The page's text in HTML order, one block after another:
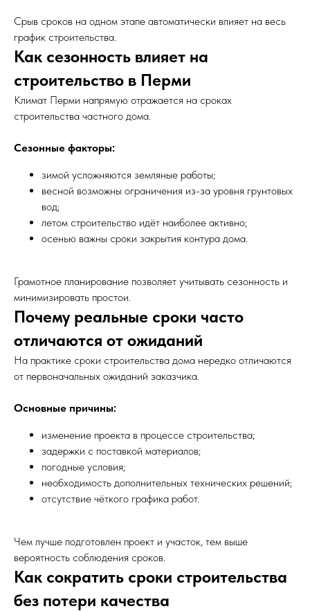
Срыв сроков на одном этапе автоматически влияет на весь
график строительства.
Как сезонность влияет на
строительство в Перми
Климат Перми напрямую отражается на сроках
строительства частного дома.
Сезонные факторы:
зимой усложняются земляные работы;
весной возможны ограничения из-за уровня грунтовых
вод;
летом строительство идёт наиболее активно;
осенью важны сроки закрытия контура дома.
Грамотное планирование позволяет учитывать сезонность и
минимизировать простои.
Почему реальные сроки часто
отличаются от ожиданий
На практике сроки строительства дома нередко отличаются
от первоначальных ожиданий заказчика.
Основные причины:
изменение проекта в процессе строительства;
задержки с поставкой материалов;
погодные условия;
необходимость дополнительных технических решений;
отсутствие чёткого графика работ.
Чем лучше подготовлен проект и участок, тем выше
вероятность соблюдения сроков.
Как сократить сроки строительства
без потери качества